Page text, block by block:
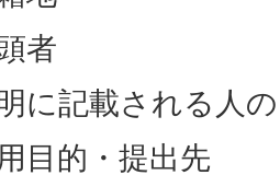
者
に記載される人
目的・提出先